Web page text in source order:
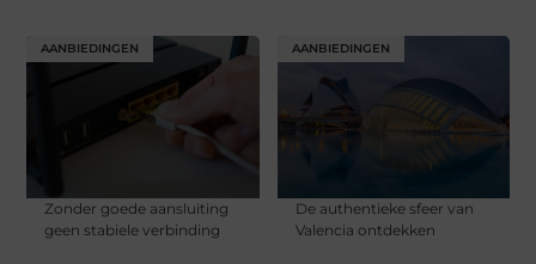
AANBIEDINGEN
Zonder goede aansluiting
geen stabiele verbinding
AANBIEDINGEN
De authentieke sfeer van
Valencia ontdekken